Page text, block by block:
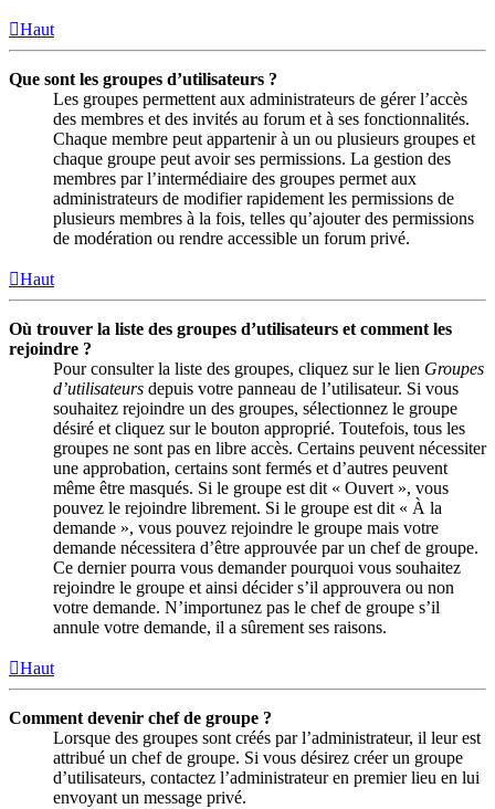
Haut
Que sont les groupes d’utilisateurs ?
Les groupes permettent aux administrateurs de gérer l’accès
des membres et des invités au forum et à ses fonctionnalités.
Chaque membre peut appartenir à un ou plusieurs groupes et
chaque groupe peut avoir ses permissions. La gestion des
membres par l’intermédiaire des groupes permet aux
administrateurs de modifier rapidement les permissions de
plusieurs membres à la fois, telles qu’ajouter des permissions
de modération ou rendre accessible un forum privé.
Haut
Où trouver la liste des groupes d’utilisateurs et comment les
rejoindre ?
Pour consulter la liste des groupes, cliquez sur le lien Groupes
d’utilisateurs depuis votre panneau de l’utilisateur. Si vous
souhaitez rejoindre un des groupes, sélectionnez le groupe
désiré et cliquez sur le bouton approprié. Toutefois, tous les
groupes ne sont pas en libre accès. Certains peuvent nécessiter
une approbation, certains sont fermés et d’autres peuvent
même être masqués. Si le groupe est dit « Ouvert », vous
pouvez le rejoindre librement. Si le groupe est dit « À la
demande », vous pouvez rejoindre le groupe mais votre
demande nécessitera d’être approuvée par un chef de groupe.
Ce dernier pourra vous demander pourquoi vous souhaitez
rejoindre le groupe et ainsi décider s’il approuvera ou non
votre demande. N’importunez pas le chef de groupe s’il
annule votre demande, il a sûrement ses raisons.
Haut
Comment devenir chef de groupe ?
Lorsque des groupes sont créés par l’administrateur, il leur est
attribué un chef de groupe. Si vous désirez créer un groupe
d’utilisateurs, contactez l’administrateur en premier lieu en lui
envoyant un message privé.